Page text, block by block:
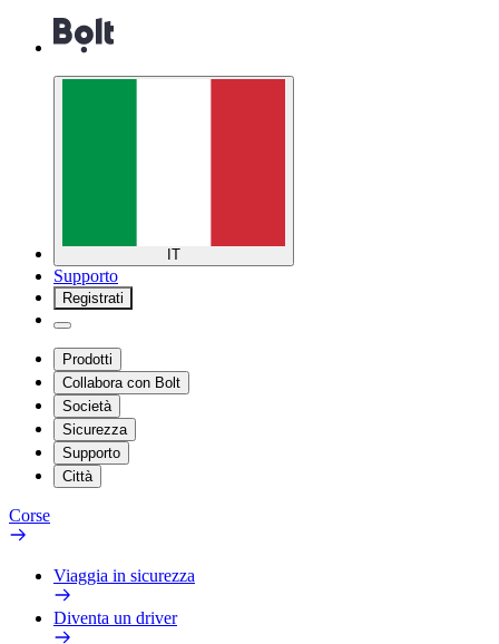
IT
Supporto
Registrati
Prodotti
Collabora con Bolt
Società
Sicurezza
Supporto
Città
Corse
Viaggia in sicurezza
Diventa un driver